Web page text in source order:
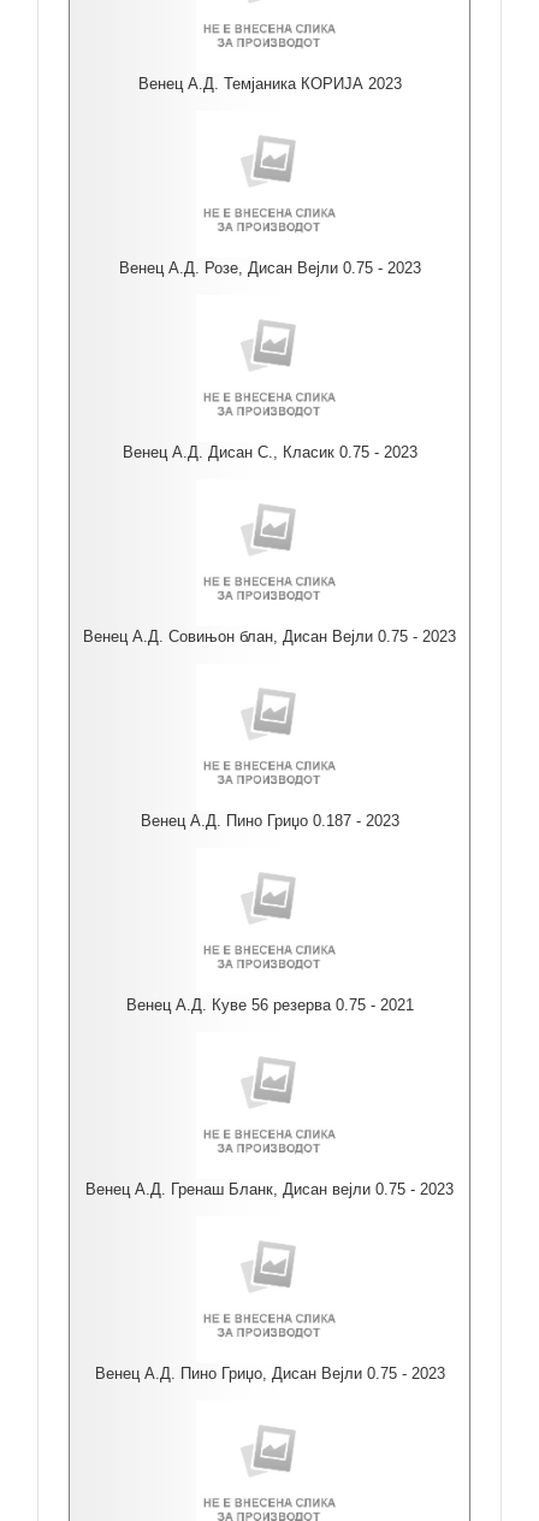
Венец А.Д. Темјаника КОРИЈА 2023
Венец А.Д. Розе, Дисан Вејли 0.75 - 2023
Венец А.Д. Дисан С., Класик 0.75 - 2023
Венец А.Д. Совињон блан, Дисан Вејли 0.75 - 2023
Венец А.Д. Пино Гриџо 0.187 - 2023
Венец А.Д. Куве 56 резерва 0.75 - 2021
Венец А.Д. Гренаш Бланк, Дисан вејли 0.75 - 2023
Венец А.Д. Пино Гриџо, Дисан Вејли 0.75 - 2023